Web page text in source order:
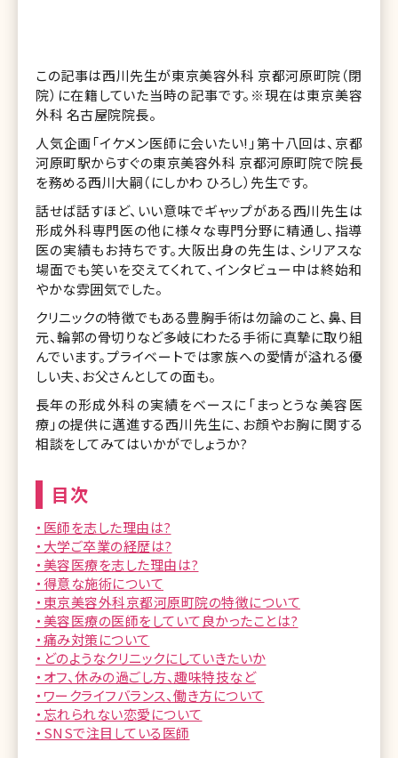
この記事は西川先生が東京美容外科 京都河原町院（閉
院）に在籍していた当時の記事です。※現在は東京美容
外科 名古屋院院長。
人気企画「イケメン医師に会いたい!」第十八回は、京都
河原町駅からすぐの東京美容外科 京都河原町院で院長
を務める西川大嗣（にしかわ ひろし）先生です。
話せば話すほど、いい意味でギャップがある西川先生は
形成外科専門医の他に様々な専門分野に精通し、指導
医の実績もお持ちです。大阪出身の先生は、シリアスな
場面でも笑いを交えてくれて、インタビュー中は終始和
やかな雰囲気でした。
クリニックの特徴でもある豊胸手術は勿論のこと、鼻、目
元、輪郭の骨切りなど多岐にわたる手術に真摯に取り組
んでいます。プライベートでは家族への愛情が溢れる優
しい夫、お父さんとしての面も。
長年の形成外科の実績をベースに「まっとうな美容医
療」の提供に邁進する西川先生に、お顔やお胸に関する
相談をしてみてはいかがでしょうか?
目次
・医師を志した理由は?
・大学ご卒業の経歴は?
・美容医療を志した理由は?
・得意な施術について
・東京美容外科京都河原町院の特徴について
・美容医療の医師をしていて良かったことは?
・痛み対策について
・どのようなクリニックにしていきたいか
・オフ、休みの過ごし方、趣味特技など
・ワークライフバランス、働き方について
・忘れられない恋愛について
・SNSで注目している医師